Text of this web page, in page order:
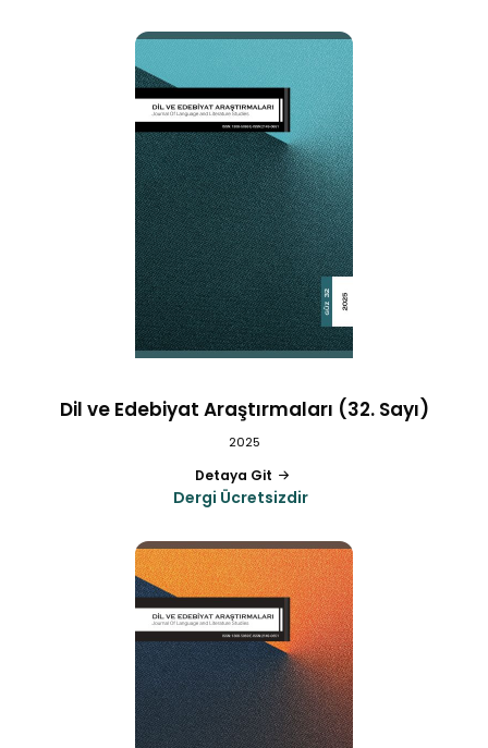
Dil ve Edebiyat Araştırmaları (32. Sayı)
2025
Detaya Git
Dergi Ücretsizdir